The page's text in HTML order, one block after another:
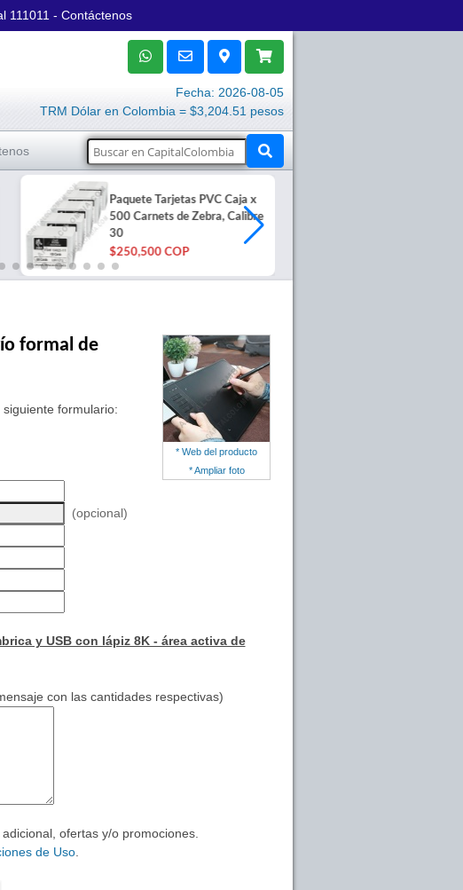
111011 - Contáctenos
Fecha: 2026-08-05
TRM Dólar en Colombia = $3,204.51 pesos
Paquete Tarjetas PVC Caja x
500 Carnets de Zebra, Calibre
30
$250,500 COP
* Web del producto
* Ampliar foto
formal de
siguiente formulario:
(opcional)
y USB con lápiz 8K - área activa de
con las cantidades respectivas)
ofertas y/o promociones.
de Uso.